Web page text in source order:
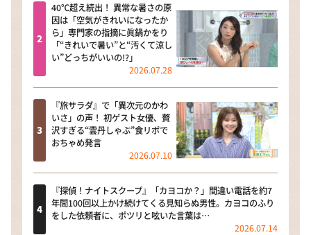
40℃超え続出！ 異常な暑さの原
因は「空気がきれいになったか
ら」専門家の指摘に眞鍋かをり
「“きれいで暑い”と“汚くて涼し
い”どっちがいいの!?」
2026.07.28
『旅サラダ』で「異次元のかわ
いさ」の声！ 初ゲスト女優、贅
沢すぎる“雲丹しゃぶ”食リポで
おちゃめ発言
2026.07.10
『探偵！ナイトスクープ』「カヨコか？」間違い電話を約7
年間100回以上かけ続けてくる見知らぬ男性。カヨコのふり
をした依頼者に、ポツリと呟いた言葉は…
2026.07.14